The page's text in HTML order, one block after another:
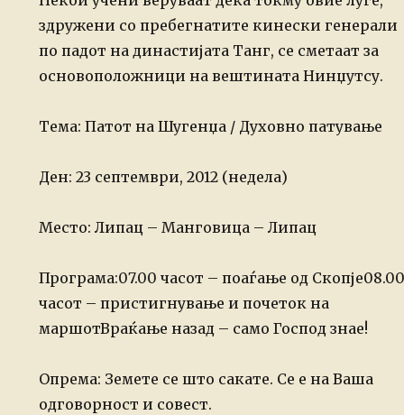
здружени со пребегнатите кинески генерали
по падот надинастијата Танг, се сметаат за
основоположници на вештината Нинџутсу.
Тема: Патот на Шугенџа / Духовно патување
Ден: 23 септември, 2012 (недела)
Место: Липац – Манговица – Липац
Програма:07.00 часот – поаѓање од Скопје08.00
часот – пристигнување и почеток на
маршотВраќање назад – само Господ знае!
Опрема: Земете се што сакате. Се е на Ваша
одговорност и совест.